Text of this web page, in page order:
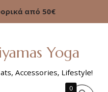
από 50€
Yoga
Accessories, Lifestyle!
0